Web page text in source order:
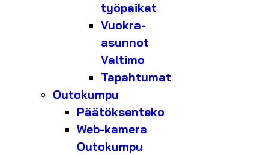
työpaikat
Vuokra-
asunnot
Valtimo
Tapahtumat
Outokumpu
Päätöksenteko
Web-kamera
Outokumpu